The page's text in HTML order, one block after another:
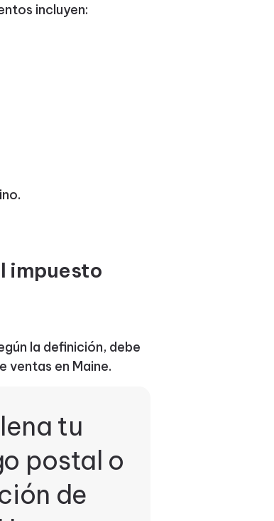
incluyen:
impuesto
la definición, debe
ventas en Maine.
tu
postal o
de